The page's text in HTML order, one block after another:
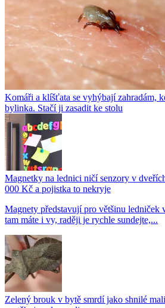
Komáři a klíšťata se vyhýbají zahradám,
bylinka. Stačí ji zasadit ke stolu
Magnetky na lednici ničí senzory v
000 Kč a pojistka to nekryje
Magnety představují pro většinu ledniček
tam máte i vy, raději je rychle sundejte,...
Zelený brouk v bytě smrdí jako shnilé